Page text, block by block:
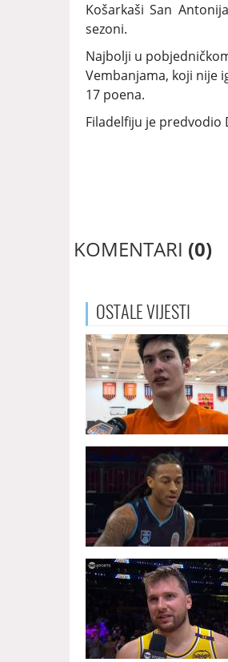
Košarkaši San
sezoni.
Najbolji u
Vembanjama, koji nije
17 poena.
Filadelfiju je predvodio
KOMENTARI (0)
OSTALEVIJESTI